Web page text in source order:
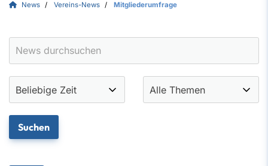
News Vereins-News Mitgliederumfrage